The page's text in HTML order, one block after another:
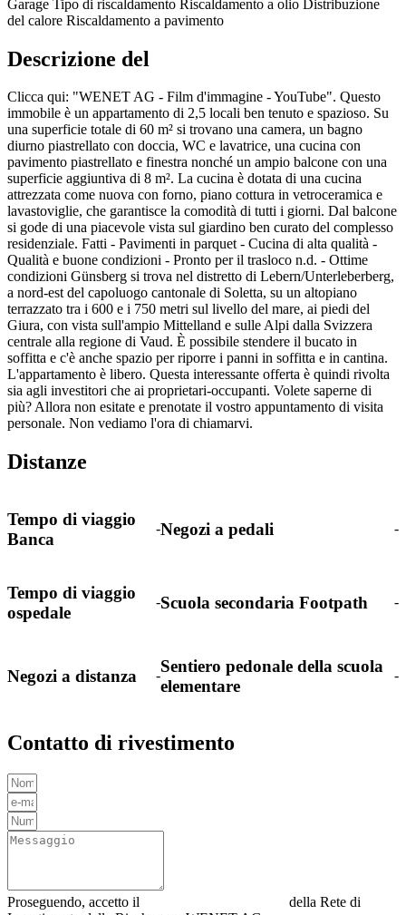
Garage Tipo di riscaldamento Riscaldamento a olio
Distribuzione
del calore Riscaldamento a pavimento
Descrizione del
Clicca qui: "WENET AG - Film d'immagine - YouTube". Questo
immobile è un appartamento di 2,5 locali ben tenuto e spazioso. Su
una superficie totale di 60 m² si trovano una camera, un bagno
diurno piastrellato con doccia, WC e lavatrice, una cucina con
pavimento piastrellato e finestra nonché un ampio balcone con una
superficie aggiuntiva di 8 m². La cucina è dotata di una cucina
attrezzata come nuova con forno, piano cottura in vetroceramica e
lavastoviglie, che garantisce la comodità di tutti i giorni. Dal balcone
si gode di una piacevole vista sul giardino ben curato del complesso
residenziale. Fatti - Pavimenti in parquet - Cucina di alta qualità -
Qualità e buone condizioni - Pronto per il trasloco n.d. - Ottime
condizioni Günsberg si trova nel distretto di Lebern/Unterleberberg,
a nord-est del capoluogo cantonale di Soletta, su un altopiano
terrazzato tra i 600 e i 750 metri sul livello del mare, ai piedi del
Giura, con vista sull'ampio Mittelland e sulle Alpi dalla Svizzera
centrale alla regione di Vaud. È possibile stendere il bucato in
soffitta e c'è anche spazio per riporre i panni in soffitta e in cantina.
L'appartamento è libero. Questa interessante offerta è quindi rivolta
sia agli investitori che ai proprietari-occupanti. Volete saperne di
più? Allora non esitate e prenotate il vostro appuntamento di visita
personale. Non vediamo l'ora di chiamarvi.
Distanze
Tempo di viaggio
Banca
-Negozi a pedali -
Tempo di viaggio
ospedale
-Scuola secondaria Footpath -
Negozi a distanza -Sentiero pedonale della scuola
elementare
-
Contatto di rivestimento
Proseguendo, accetto il
della Rete di